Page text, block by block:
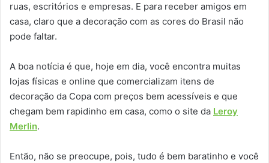
ruas, escritórios e empresas. E para receber amigos em
casa, claro que a decoração com as cores do Brasil não
pode faltar.
A boa notícia é que, hoje em dia, você encontra muitas
lojas físicas e online que comercializam itens de
decoração da Copa com preços bem acessíveis e que
chegam bem rapidinho em casa, como o site da Leroy
Merlin.
Então, não se preocupe, pois, tudo é bem baratinho e você